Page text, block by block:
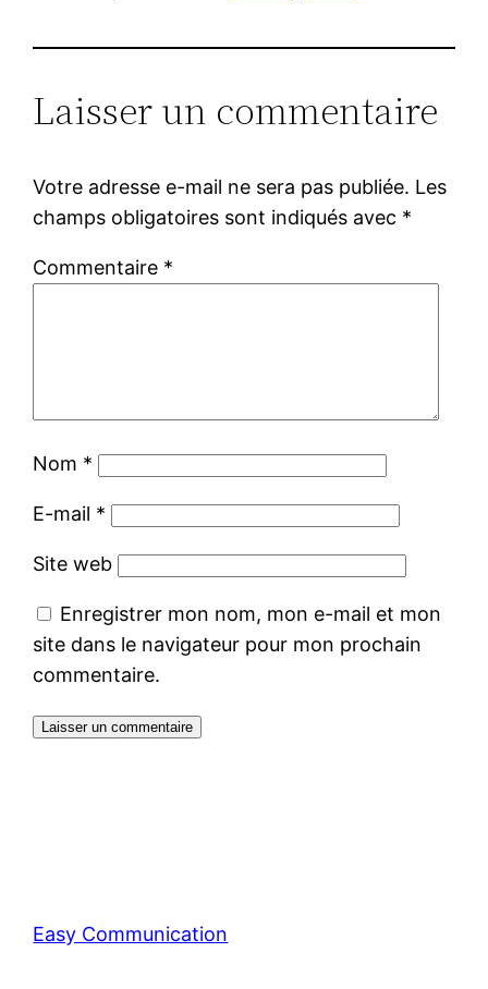
Laisser un commentaire
Votre adresse e-mail ne sera pas publiée. Les
champs obligatoires sont indiqués avec *
Commentaire *
Nom *
E-mail *
Site web
Enregistrer mon nom, mon e-mail et mon
site dans le navigateur pour mon prochain
commentaire.
Easy Communication